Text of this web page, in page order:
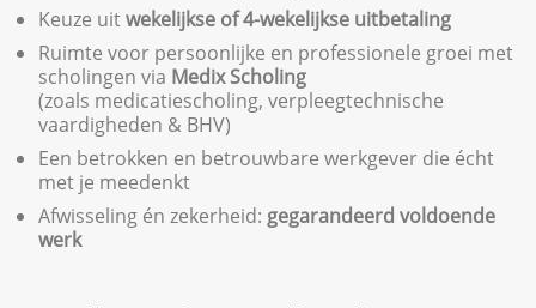
Keuze uitwekelijkse of 4-wekelijkse uitbetaling
Ruimte voor persoonlijke en professionele groei met
scholingen via MedixScholing
(zoals medicatiescholing, verpleegtechnische
vaardigheden & BHV)
Een betrokken en betrouwbare werkgever die écht
met je meedenkt
Afwisseling én zekerheid: gegarandeerd voldoende
werk